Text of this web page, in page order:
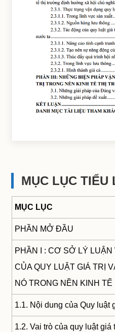
MỤC LỤC TIỂU
MỤC LỤC
PHẦN MỞ ĐẦU
PHẦN I : CƠ SỞ LÝ LUẬN
CỦA QUY LUẬT GIÁ TRỊ
NÓ TRONG NỀN KINH TẾ
1.1. Nội dung của Quy luật
1.2. Vai trò của quy luật giá